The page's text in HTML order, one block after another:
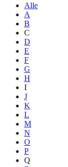
Alle
A
B
C
D
E
F
G
H
I
J
K
L
M
N
O
P
Q